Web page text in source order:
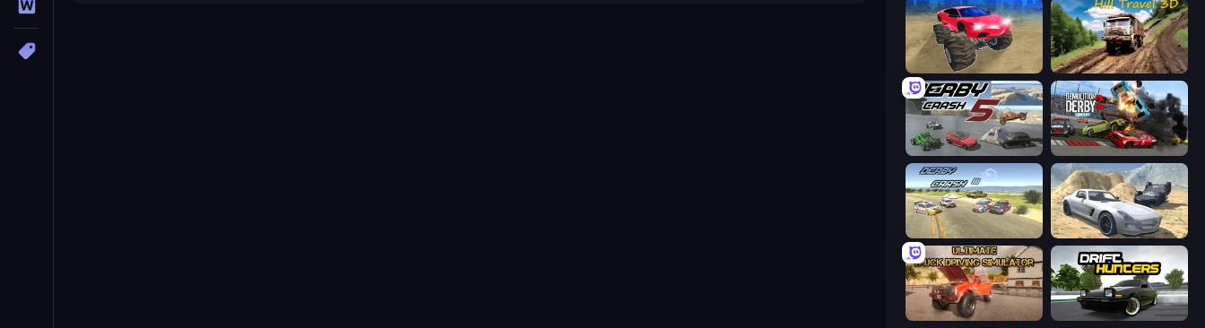
Hill Travel 3D
Derby Crash 5 Demolition Derby 2
Derby Crash 3 Derby Crash 2
Ultimate Truck Driving Simulator 2020 Drift Hunters